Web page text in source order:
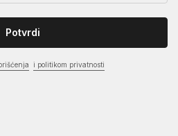
Potvrdi
i politikom privatnosti